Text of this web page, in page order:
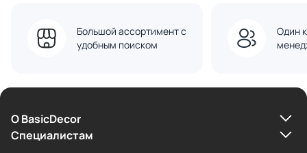
Большой ассортимент с
удобным поиском
Один
О BasicDecor
Cпециалистам